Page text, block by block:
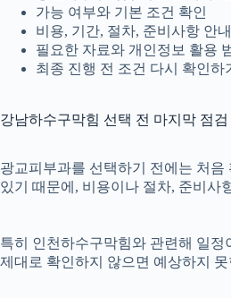
가능 여부와 기본 조건 확인
비용, 기간, 절차, 준비사항 안
필요한 자료와 개인정보 활용
최종 진행 전 조건 다시 확인하
강남하수구막힘 선택 전 마지막 점검
광교피부과를 선택하기 전에는 처음
있기 때문에, 비용이나 절차, 준비사
특히 인천하수구막힘와 관련해 일정
제대로 확인하지 않으면 예상하지